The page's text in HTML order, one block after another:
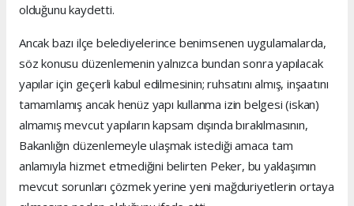
olduğunu kaydetti.
Ancak bazı ilçe belediyelerince benimsenen uygulamalarda,
söz konusu düzenlemenin yalnızca bundan sonra yapılacak
yapılar için geçerli kabul edilmesinin; ruhsatını almış, inşaatını
tamamlamış ancak henüz yapı kullanma izin belgesi (iskan)
almamış mevcut yapıların kapsam dışında bırakılmasının,
Bakanlığın düzenlemeyle ulaşmak istediği amaca tam
anlamıyla hizmet etmediğini belirten Peker, bu yaklaşımın
mevcut sorunları çözmek yerine yeni mağduriyetlerin ortaya